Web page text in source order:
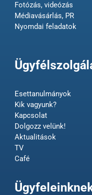
Fotózás, videózás
Médiavásárlás, PR
Nyomdai feladatok
Esettanulmányok
Kik vagyunk?
Kapcsolat
Dolgozz velünk!
Aktualitások
TV
Café